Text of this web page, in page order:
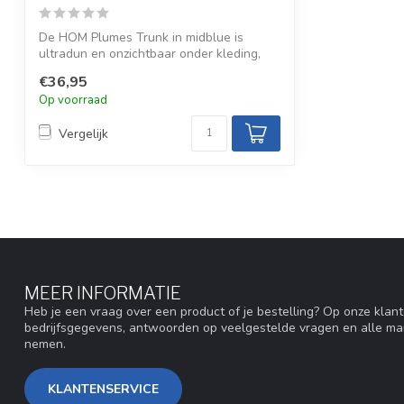
De HOM Plumes Trunk in midblue is
ultradun en onzichtbaar onder kleding,
€36,95
Op voorraad
Vergelijk
MEER INFORMATIE
Heb je een vraag over een product of je bestelling? Op onze
bedrijfsgegevens, antwoorden op veelgestelde vragen en alle
nemen.
KLANTENSERVICE